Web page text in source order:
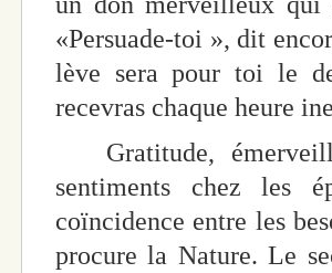
«Persuade-toi », dit
lève sera pour toi le
recevras chaque heure
Gratitude,
sentiments chez les
coïncidence entre les
procure la Nature. Le